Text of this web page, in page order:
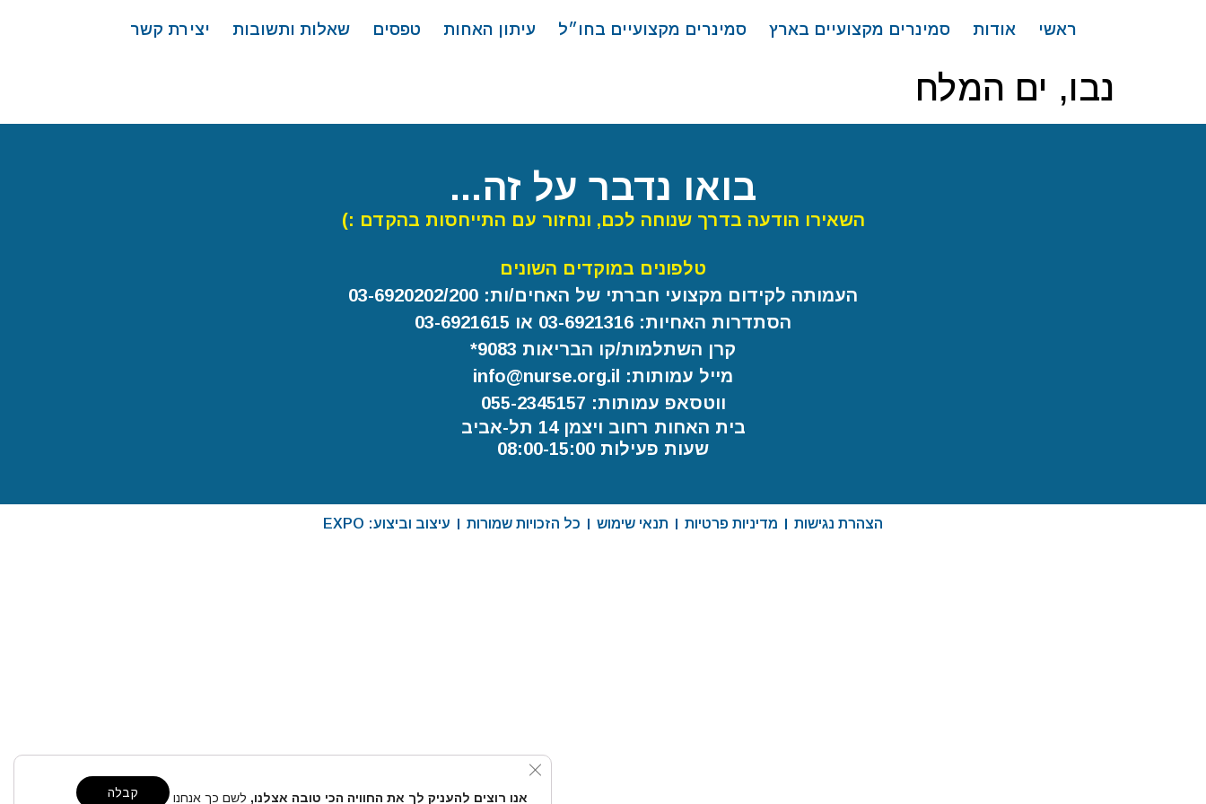
ראשי אודות סמינרים מקצועיים בארץ סמינרים מקצועיים בחו״ל עיתון האחות טפסים שאלות ותשובות יצירת קשר
נבו, ים המלח
בואו נדבר על זה...
השאירו הודעה בדרך שנוחה לכם, ונחזור עם התייחסות בהקדם :)
טלפונים במוקדים השונים
העמותה לקידום מקצועי חברתי של האחים/ות: 03-6920202/200
הסתדרות האחיות: 03-6921316 או 03-6921615
קרן השתלמות/קו הבריאות 9083*
מייל עמותות: info@nurse.org.il
ווטסאפ עמותות: 055-2345157
בית האחות רחוב ויצמן 14 תל-אביב
שעות פעילות 08:00-15:00
הצהרת נגישות מדיניות פרטיות תנאי שימוש כל הזכויות שמורות עיצוב וביצוע: EXPO
אנו רוצים להעניק לך את החוויה הכי טובה אצלנו, לשם כך אנחנו קבלה
Close GDPR Cookie Banner